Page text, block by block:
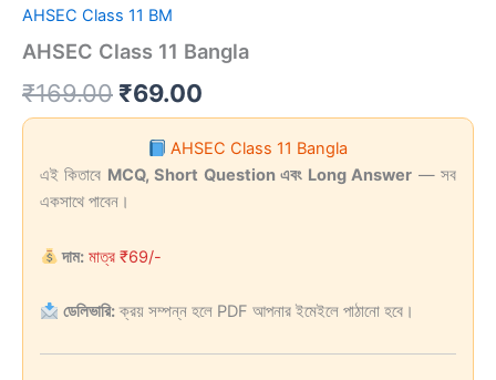
AHSEC Class 11 BM
AHSEC Class 11 Bangla
₹169.00 Original
was:
₹169.00.
₹69.00
is:
AHSEC Class 11 Bangla
এই কিতাবে MCQ, Short Question এবং Long Answer — সব
একসাথে পাবেন।
দাম: মাত্র ₹69/-
ডেলিভারি:ক্রয় সম্পন্ন হলে PDF আপনার ইমেইলে পাঠানো হবে।